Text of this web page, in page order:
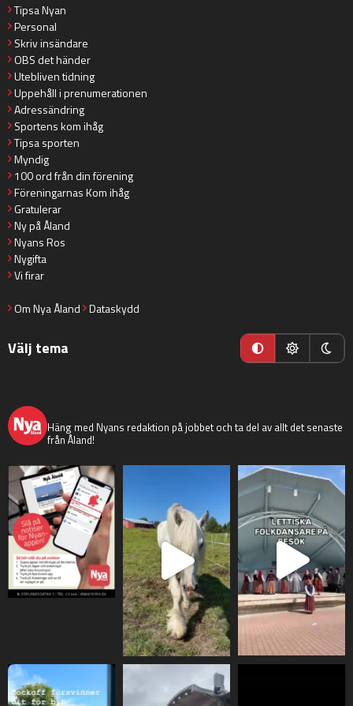
Tipsa Nyan
Personal
Skriv insändare
OBS det händer
Utebliven tidning
Uppehåll i prenumerationen
Adressändring
Sportens kom ihåg
Tipsa sporten
Myndig
100 ord från din förening
Föreningarnas Kom ihåg
Gratulerar
Ny på Åland
Nyans Ros
Nygifta
Vi firar
Om Nya Åland Dataskydd
Välj tema
Häng med Nyans redaktion på jobbet och ta del av allt det senaste
från Åland!